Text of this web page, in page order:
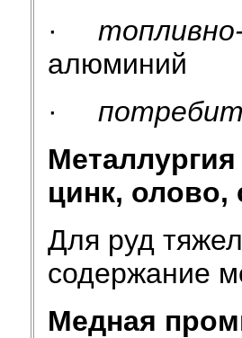
·
алюминий
·
цинк, олово,
Для руд
содержание
Медная